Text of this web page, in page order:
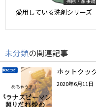
愛用している洗剤シリーズ
未分類の関連記事
ホットクッ
2020年6月11日